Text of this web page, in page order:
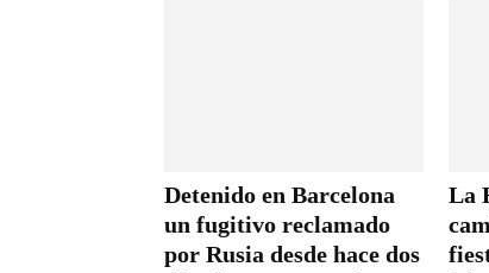
Detenido en Barcelona
un fugitivo reclamado
por Rusia desde hace dos
La